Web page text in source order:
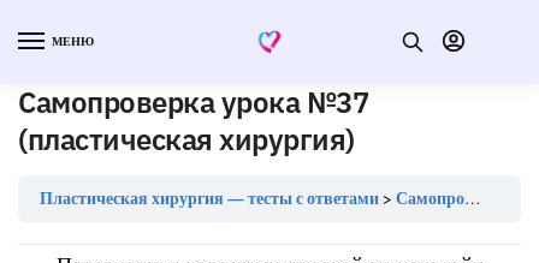
МЕНЮ
Самопроверка урока №37
(пластическая хирургия)
Пластическая хирургия — тесты с ответами Самопроверка урока №37 (пластическая хирургия)